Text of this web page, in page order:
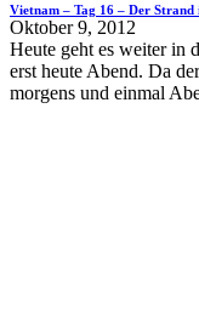
Vietnam – Tag 16 – Der Strand
Oktober 9, 2012
Heute geht es weiter in
erst heute Abend. Da
morgens und einmal